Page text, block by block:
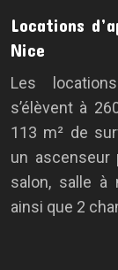
Locations
Nice
Les
s’élèvent à
113 m² de
un ascenseur
salon, salle à
ainsi que 2